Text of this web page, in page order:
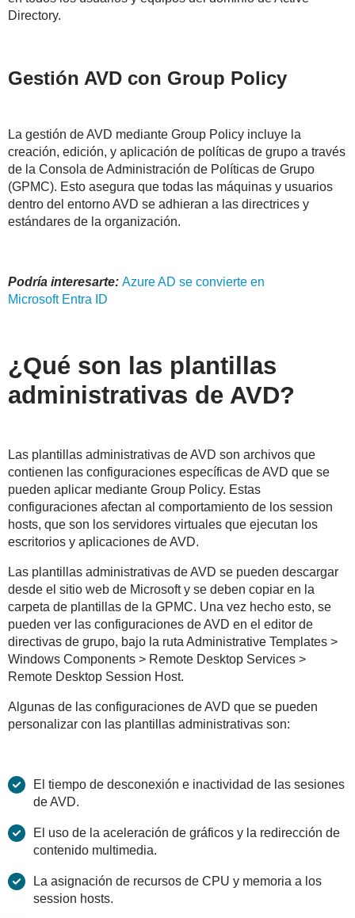
Directory.
Gestión AVD con Group Policy
La gestión de AVD mediante Group Policy incluye la
creación, edición, y aplicación de políticas de grupo a través
de la Consola de Administración de Políticas de Grupo
(GPMC). Esto asegura que todas las máquinas y usuarios
dentro del entorno AVD se adhieran a las directrices y
estándares de la organización.
Podría interesarte: Azure AD se convierte en
Microsoft Entra ID
¿Qué son las plantillas
administrativas de AVD?
Las plantillas administrativas de AVD son archivos que
contienen las configuraciones específicas de AVD que se
pueden aplicar mediante Group Policy. Estas
configuraciones afectan al comportamiento de los session
hosts, que son los servidores virtuales que ejecutan los
escritorios y aplicaciones de AVD.
Las plantillas administrativas de AVD se pueden descargar
desde el sitio web de Microsoft y se deben copiar en la
carpeta de plantillas de la GPMC. Una vez hecho esto, se
pueden ver las configuraciones de AVD en el editor de
directivas de grupo, bajo la ruta Administrative Templates >
Windows Components > Remote Desktop Services >
Remote Desktop Session Host.
Algunas de las configuraciones de AVD que se pueden
personalizar con las plantillas administrativas son:
El tiempo de desconexión e inactividad de las sesiones
de AVD.
El uso de la aceleración de gráficos y la redirección de
contenido multimedia.
La asignación de recursos de CPU y memoria a los
session hosts.